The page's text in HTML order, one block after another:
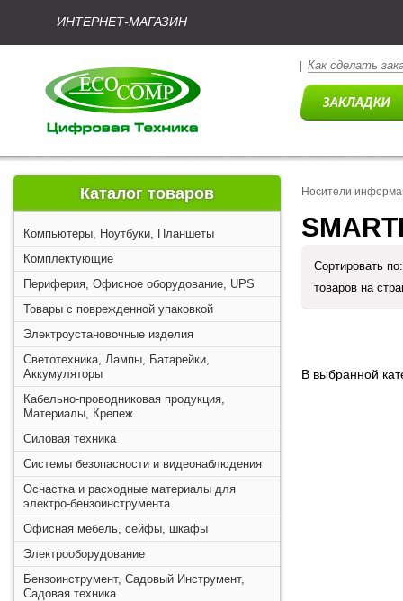
ИНТЕРНЕТ-МАГАЗИН
Как сделать
Каталог товаров
Компьютеры, Ноутбуки, Планшеты
Комплектующие
Периферия, Офисное оборудование, UPS
Товары с поврежденной упаковкой
Электроустановочные изделия
Светотехника, Лампы, Батарейки,
Аккумуляторы
Кабельно-проводниковая продукция,
Материалы, Крепеж
Силовая техника
Системы безопасности и видеонаблюдения
Оснастка и расходные материалы для
электро-бензоинструмента
Офисная мебель, сейфы, шкафы
Электрооборудование
Бензоинструмент, Садовый Инструмент,
Садовая техника
Носители
Сортировать
товаров на
В выбранной